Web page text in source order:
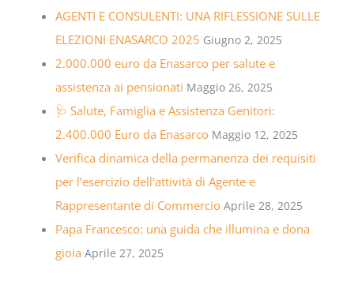
AGENTI E CONSULENTI: UNA RIFLESSIONE SULLE
ELEZIONI ENASARCO 2025 Giugno 2, 2025
2.000.000 euro da Enasarco per salute e
assistenza ai pensionati Maggio 26, 2025
🩺 Salute, Famiglia e Assistenza Genitori:
2.400.000 Euro da Enasarco Maggio 12, 2025
Verifica dinamica della permanenza dei requisiti
per l’esercizio dell’attività di Agente e
Rappresentante di Commercio Aprile 28, 2025
Papa Francesco: una guida che illumina e dona
gioia Aprile 27, 2025